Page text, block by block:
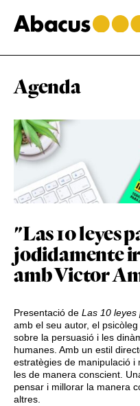
to
main
to
primary
to
footer
Agenda
"Las 10 leyes
jodidamente
amb Victor
Presentació de Las 10 leyes
amb el seu autor, el psicòleg
sobre la persuasió i les
humanes. Amb un estil
estratègies de manipulació i
les de manera conscient.
pensar i millorar la manera
altres.